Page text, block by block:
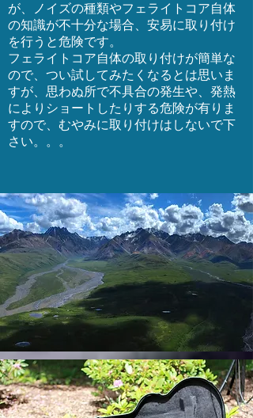
が、ノイズの種類やフェライトコア自体
の知識が不十分な場合、安易に取り付け
を行うと危険です。
フェライトコア自体の取り付けが簡単な
ので、つい試してみたくなるとは思いま
すが、思わぬ所で不具合の発生や、発熱
によりショートしたりする危険が有りま
すので、むやみに取り付けはしないで下
さい。。。